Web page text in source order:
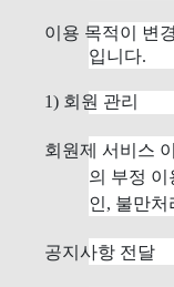
이용 목적이 변
입니다.
1) 회원 관리
회원제 서비스
의 부정 이
인, 불만처
공지사항 전달